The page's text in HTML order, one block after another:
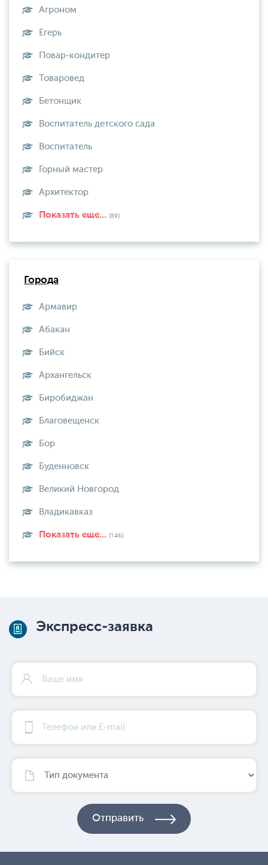
Агроном
Егерь
Повар-кондитер
Товаровед
Бетонщик
Воспитатель детского сада
Воспитатель
Горный мастер
Архитектор
Показать еще... (89)
Города
Армавир
Абакан
Бийск
Архангельск
Биробиджан
Благовещенск
Бор
Буденновск
Великий Новгород
Владикавказ
Показать еще... (146)
Экспресс-заявка